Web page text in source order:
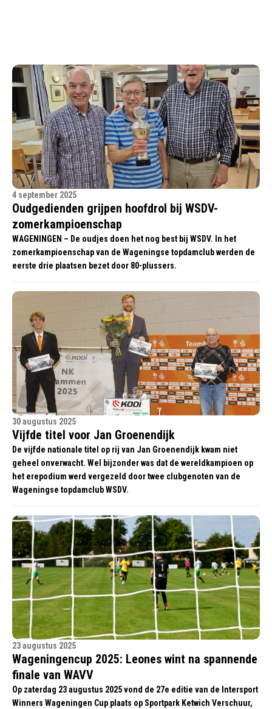
4 september 2025
Oudgedienden grijpen hoofdrol bij WSDV-
zomerkampioenschap
WAGENINGEN – De oudjes doen het nog best bij WSDV. In het
zomerkampioenschap van de Wageningse topdamclub werden de
eerste drie plaatsen bezet door 80-plussers.
30 augustus 2025
Vijfde titel voor Jan Groenendijk
De vijfde nationale titel op rij van Jan Groenendijk kwam niet
geheel onverwacht. Wel bijzonder was dat de wereldkampioen op
het erepodium werd vergezeld door twee clubgenoten van de
Wageningse topdamclub WSDV.
23 augustus 2025
Wageningencup 2025: Leones wint na spannende
finale van WAVV
Op zaterdag 23 augustus 2025 vond de 27e editie van de Intersport
Winners Wageningen Cup plaats op Sportpark Ketwich Verschuur,